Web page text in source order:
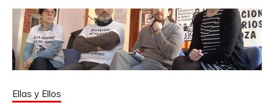
Ellas y Ellos